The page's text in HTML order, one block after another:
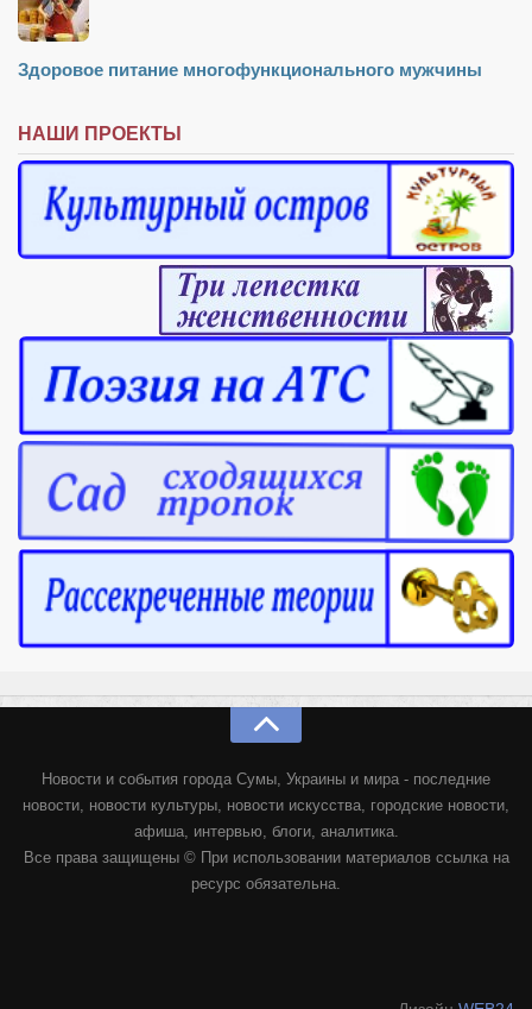
Здоровое питание многофункционального мужчины
НАШИ ПРОЕКТЫ
Новости и события города Сумы, Украины и мира - последние
новости, новости культуры, новости искусства, городские новости,
афиша, интервью, блоги, аналитика.
Все права защищены © При использовании материалов ссылка на
ресурс обязательна.